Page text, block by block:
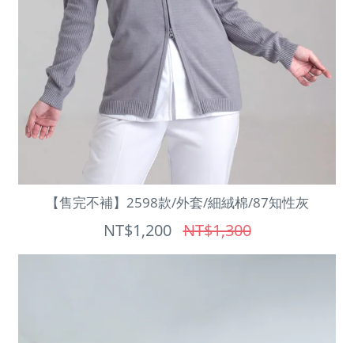
【售完不補】2598款/外套/細絨棉/87知性灰
NT$1,200NT$1,300